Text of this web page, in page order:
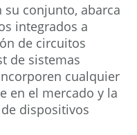
su conjunto, abarca
integrados a
de circuitos
de sistemas
cualquier
en el mercado y la
dispositivos